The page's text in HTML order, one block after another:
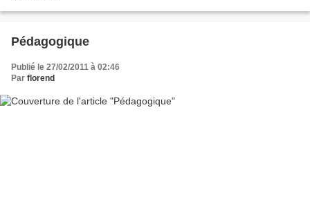
Pédagogique
Publié le 27/02/2011 à 02:46
Par florend